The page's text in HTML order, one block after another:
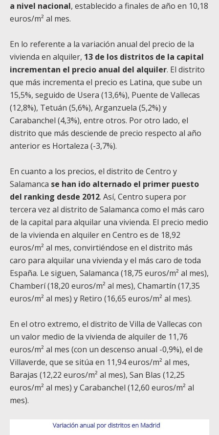
a nivel nacional, establecido a finales de año en 10,18
euros/m² al mes.
En lo referente a la variación anual del precio de la
vivienda en alquiler, 13 de los distritos de la capital
incrementan el precio anual del alquiler. El distrito
que más incrementa el precio es Latina, que sube un
15,5%, seguido de Usera (13,6%), Puente de Vallecas
(12,8%), Tetuán (5,6%), Arganzuela (5,2%) y
Carabanchel (4,3%), entre otros. Por otro lado, el
distrito que más desciende de precio respecto al año
anterior es Hortaleza (-3,7%).
En cuanto a los precios, el distrito de Centro y
Salamanca se han ido alternado el primer puesto
del ranking desde 2012. Así, Centro supera por
tercera vez al distrito de Salamanca como el más caro
de la capital para alquilar una vivienda. El precio medio
de la vivienda en alquiler en Centro es de 18,92
euros/m² al mes, convirtiéndose en el distrito más
caro para alquilar una vivienda y el más caro de toda
España. Le siguen, Salamanca (18,75 euros/m² al mes),
Chamberí (18,20 euros/m² al mes), Chamartín (17,35
euros/m² al mes) y Retiro (16,65 euros/m² al mes).
En el otro extremo, el distrito de Villa de Vallecas con
un valor medio de la vivienda de alquiler de 11,76
euros/m² al mes (con un descenso anual -0,9%), el de
Villaverde, que se sitúa en 11,94 euros/m² al mes,
Barajas (12,22 euros/m² al mes), San Blas (12,25
euros/m² al mes) y Carabanchel (12,60 euros/m² al
mes).